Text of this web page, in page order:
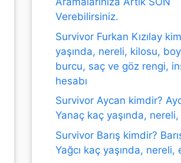
Verebilirsiniz.
Survivor Furkan Kızılay
yaşında, nereli, kilosu,
burcu, saç ve göz rengi,
hesabı
Survivor Aycan kimdir?
Yanaç kaç yaşında,
Survivor Barış kimdir?
Yağcı kaç yaşında, nereli,